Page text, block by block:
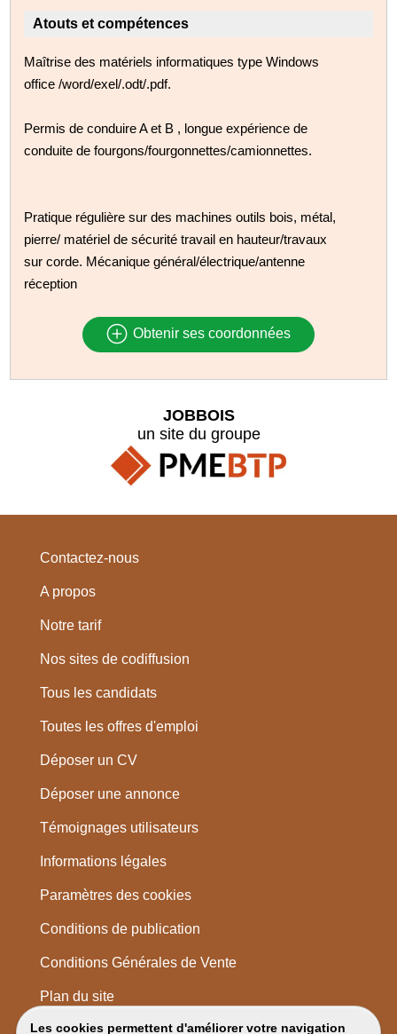
Atouts et compétences
Maîtrise des matériels informatiques type Windows
office /word/exel/.odt/.pdf.
Permis de conduire A et B , longue expérience de
conduite de fourgons/fourgonnettes/camionnettes.
Pratique régulière sur des machines outils bois, métal,
pierre/ matériel de sécurité travail en hauteur/travaux
sur corde. Mécanique général/électrique/antenne
réception
Obtenir ses coordonnées
Les cookies permettent d'améliorer votre navigation
JOBBOIS
un site du groupe
Contactez-nous
A propos
Notre tarif
Nos sites de codiffusion
Tous les candidats
Toutes les offres d'emploi
Déposer un CV
Déposer une annonce
Témoignages utilisateurs
Informations légales
Paramètres des cookies
Conditions de publication
Conditions Générales de Vente
Plan du site